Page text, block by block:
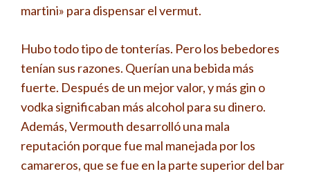
martini» para dispensar el vermut.
Hubo todo tipo de tonterías. Pero los bebedores
tenían sus razones. Querían una bebida más
fuerte. Después de un mejor valor, y más gin o
vodka significaban más alcohol para su dinero.
Además, Vermouth desarrolló una mala
reputación porque fue mal manejada por los
camareros, que se fue en la parte superior del bar